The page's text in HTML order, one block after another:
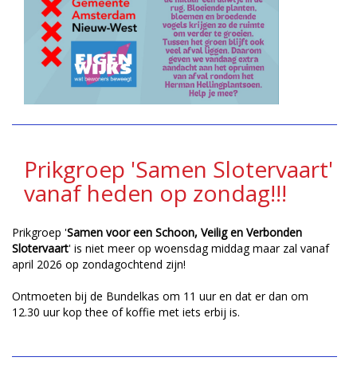
Prikgroep 'Samen Slotervaart'
vanaf heden op zondag!!!
Prikgroep 'Samen voor een Schoon, Veilig en Verbonden
Slotervaart' is niet meer op woensdag middag maar zal vanaf
april 2026 op zondagochtend zijn!
Ontmoeten bij de Bundelkas om 11 uur en dat er dan om
12.30 uur kop thee of koffie met iets erbij is.